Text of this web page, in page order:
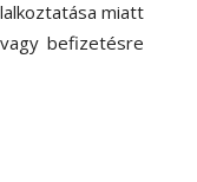
miatt
befizetésre